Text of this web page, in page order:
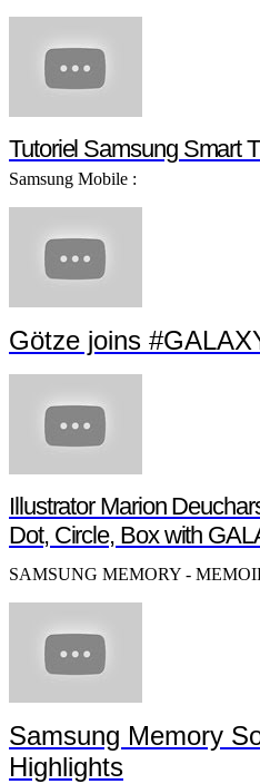
Tutoriel Samsung Smart TV -
Samsung Mobile :
Götze joins
Illustrator Marion
Dot, Circle, Box with
SAMSUNG MEMORY -
Samsung Memory
Highlights